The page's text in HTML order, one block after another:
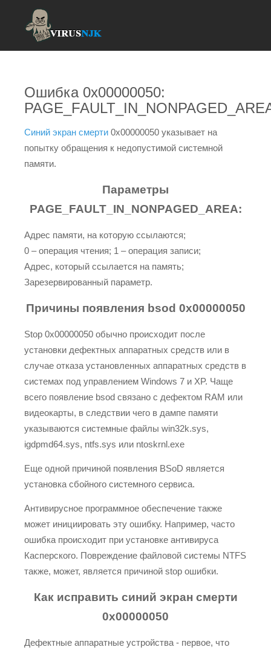
Ошибка 0x00000050:
Синий экран смерти 0x00000050 указывает на
попытку обращения к недопустимой системной
памяти.
Параметры
PAGE_FAULT_IN_NONPAGED_AREA:
Адрес памяти, на которую ссылаются;
0 – операция чтения; 1 – операция записи;
Адрес, который ссылается на память;
Зарезервированный параметр.
Причины появления bsod 0x00000050
Stop 0x00000050 обычно происходит после
установки дефектных аппаратных средств или в
случае отказа установленных аппаратных средств в
системах под управлением Windows 7 и XP. Чаще
всего появление bsod связано с дефектом RAM или
видеокарты, в следствии чего в дампе памяти
указываются системные файлы win32k.sys,
igdpmd64.sys, ntfs.sys или ntoskrnl.exe
Еще одной причиной появления BSoD является
установка сбойного системного сервиса.
Антивирусное программное обеспечение также
может инициировать эту ошибку. Например, часто
ошибка происходит при установке антивируса
Касперского. Повреждение файловой системы NTFS
также, может, является причиной stop ошибки.
Как исправить синий экран смерти
0x00000050
Дефектные аппаратные устройства - первое, что